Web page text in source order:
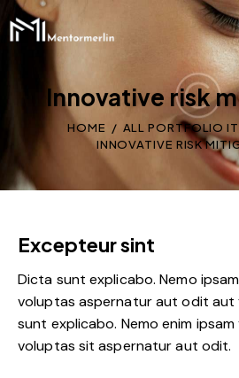
Innovative risk
HOME ALL PORTFOLIO
INNOVATIVE RISK
Excepteur sint
Dicta sunt explicabo. Nemo
voluptas aspernatur aut odit aut
sunt explicabo. Nemo enim
voluptas sit aspernatur aut odit.